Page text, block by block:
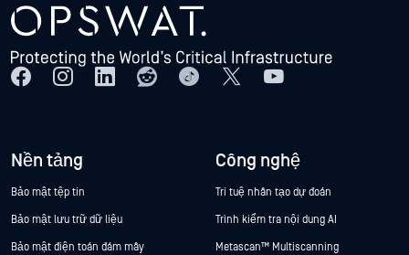
Nền tảng
Bảo mật tệp tin
Bảo mật lưu trữ dữ liệu
Bảo mật điện toán đám mây
Công nghệ
Trí tuệ nhân tạo dự đoán
Trình kiểm tra nội dung AI
Metascan™ Multiscanning